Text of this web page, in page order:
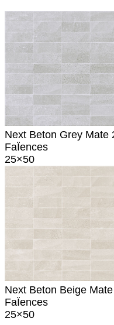
Next Beton Grey Mate
FaÏences
25×50
Next Beton Beige
FaÏences
25×50